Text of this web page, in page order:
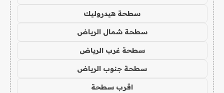
سطحة هيدروليك
سطحة شمال الرياض
سطحة غرب الرياض
سطحة جنوب الرياض
اقرب سطحة